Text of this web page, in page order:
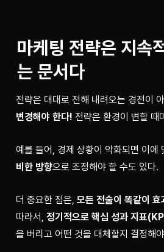
마케팅 전략은 지속
는 문서다
전략은 대대로 전해 내려오는 경전이
변경해야 한다! 전략은 환경이 변할 때
예를 들어, 경제 상황이 악화되면 이에
비한 방향으로 조정해야 할 수도 있다.
더 중요한 점은, 모든 전술이 똑같이
따라서, 정기적으로 핵심 성과 지표
을 버리고 어떤 것을 대체할지 결정해